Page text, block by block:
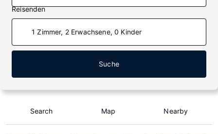
Reisenden
1 Zimmer, 2 Erwachsene, 0 Kinder
Suche
Search Map Nearby